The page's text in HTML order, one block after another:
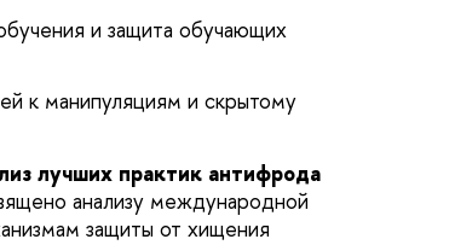
и защита обучающих
к манипуляциям и скрытому
лучших практик антифрода
анализу международной
защиты от хищения